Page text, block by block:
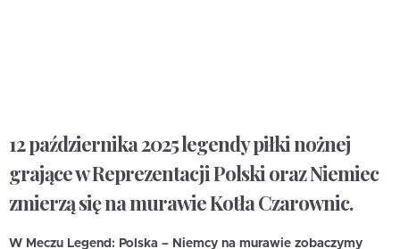
12 października 2025 legendy piłki nożnej
grające w Reprezentacji Polski oraz Niemiec
zmierzą się na murawie Kotła Czarownic.
W Meczu Legend: Polska – Niemcy na murawie zobaczymy